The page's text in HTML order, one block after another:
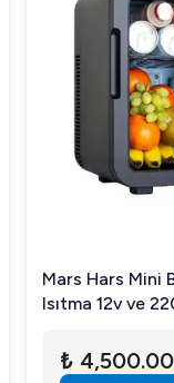
Mars Hars Mini
Isıtma 12v ve 220v
₺ 4,500.00